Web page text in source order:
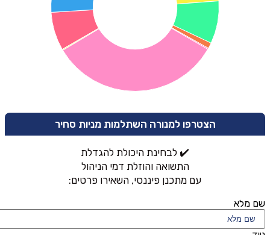
הצטרפו למנורה השתלמות מניות סחיר
✔️ לבחינת היכולת להגדלת
התשואה והוזלת דמי הניהול
עם מתכנן פיננסי, השאירו פרטים:
שם מלא